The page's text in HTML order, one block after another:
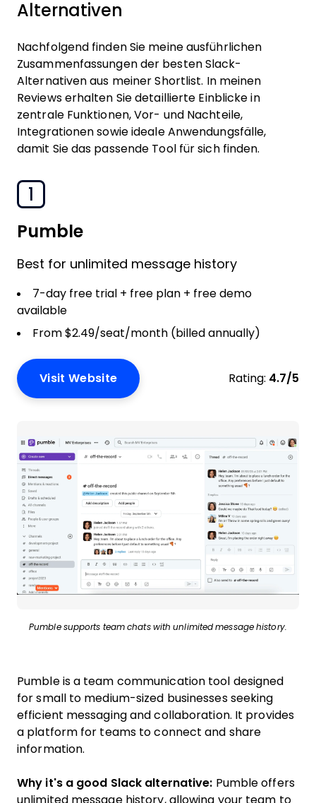
Alternativen
Nachfolgend finden Sie meine ausführlichen
Zusammenfassungen der besten Slack-
Alternativen aus meiner Shortlist. In meinen
Reviews erhalten Sie detaillierte Einblicke in
zentrale Funktionen, Vor- und Nachteile,
Integrationen sowie ideale Anwendungsfälle,
damit Sie das passende Tool für sich finden.
1
Pumble
Best for unlimited message history
7-day free trial + free plan + free demo
available
From $2.49/seat/month (billed annually)
Visit Website Rating: 4.7/5
Pumble supports team chats with unlimited message history.
Pumble is a team communication tool designed
for small to medium-sized businesses seeking
efficient messaging and collaboration. It provides
a platform for teams to connect and share
information.
Why it's a good Slack alternative: Pumble offers
unlimited message history, allowing your team to